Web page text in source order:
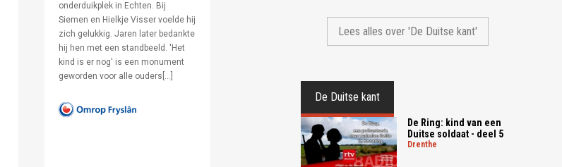
onderduikplek in Echten. Bij
Siemen en Hielkje Visser voelde hij
zich gelukkig. Jaren later bedankte
hij hen met een standbeeld. 'Het
kind is er nog' is een monument
geworden voor alle ouders[…]
Lees alles over 'De Duitse kant'
De Duitse kant
De Ring: kind van een
Duitse soldaat - deel 5
drenthe